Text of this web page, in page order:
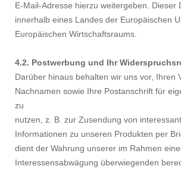
E-Mail-Adresse hierzu weitergeben. Dieser
innerhalb eines Landes der Europäischen
Europäischen Wirtschaftsraums.
4.2. Postwerbung und Ihr
Darüber hinaus behalten wir uns vor, Ihren
Nachnamen sowie Ihre Postanschrift für
zu
nutzen, z. B. zur Zusendung von
Informationen zu unseren Produkten per
dient der Wahrung unserer im Rahmen
Interessensabwägung überwiegenden